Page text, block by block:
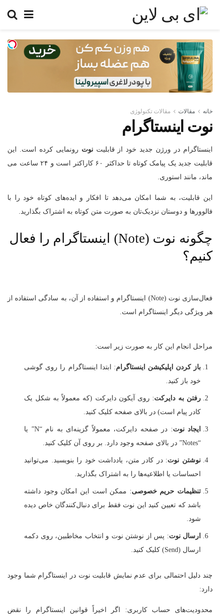
خانه مقالات مقالات تکنولوژی
نوت اینستاگرام
اینستاگرام در ورژن جدید خود از قابلیتنوت رونمایی کرده است. این
قابلیت جدید یک پیامک کوتاه تا حداکثر ۶۰ کاراکتر است و ۲۴ ساعت می
ماند، مانند استوری.
این قابلیت، به شما امکان می‌دهد تا افکار و ایده‌های کوتاه خود را با
فالوورها و دوستان نزدیک‌تان به صورت متن کوتاه به اشتراک بگذارید.
چگونه نوت (Note) اینستاگرام را فعال
کنیم؟
فعال‌سازی نوت (Note) اینستاگرام و استفاده از آن، به سادگی استفاده از
هر ویژگی دیگر اینستاگرام است.
مراحل انجام این کار به صورت زیر است:
باز کردن اپلیکیشن اینستاگرام: ابتدا اینستاگرام را روی گوشی
خود باز کنید.
رفتن به دایرکت: روی آیکون دایرکت (که معمولاً به شکل یک
کادر پیام است) در بالای صفحه کلیک کنید.
ایجاد نوت
: در صفحه دایرکت، معمولاً گزینه‌ای به نام “N” یا
“Notes” در بالای صفحه وجود دارد. بر روی آن کلیک کنید.
نوشتن نوت: در کادر متن، یادداشت خود را بنویسید. می‌توانید
احساسات یا اطلاعیه‌ها را به اشتراک بگذارید.
تنظیمات حریم خصوصی: ممکن است این امکان وجود داشته
باشد که تعیین کنید این نوت فقط برای دنبال‌کنندگان خاص دیده
شود.
ارسال نوت: پس از نوشتن نوت و انتخاب مخاطبین، روی دکمه
ارسال (Send) کلیک کنید.
چند دلیل احتمالی برای عدم نمایش قابلیت نوت در اینستاگرام شما وجود
دارد:
محدودیت‌های حساب کاربری: اگر اخیراً قوانین اینستاگرام را نقض